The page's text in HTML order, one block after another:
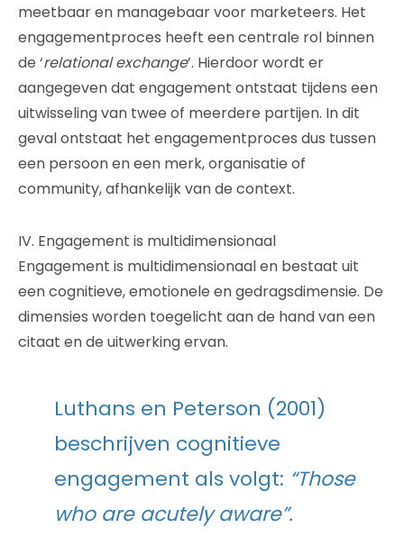
meetbaar en managebaar voor marketeers. Het
engagementproces heeft een centrale rol binnen
de ‘relational exchange’. Hierdoor wordt er
aangegeven dat engagement ontstaat tijdens een
uitwisseling van twee of meerdere partijen. In dit
geval ontstaat het engagementproces dus tussen
een persoon en een merk, organisatie of
community, afhankelijk van de context.
IV. Engagement is multidimensionaal
Engagement is multidimensionaal en bestaat uit
een cognitieve, emotionele en gedragsdimensie. De
dimensies worden toegelicht aan de hand van een
citaat en de uitwerking ervan.
Luthans en Peterson (2001)
beschrijven cognitieve
engagement als volgt: “Those
who are acutely aware”.